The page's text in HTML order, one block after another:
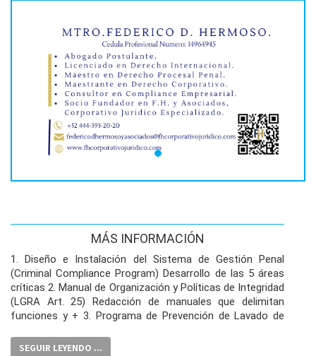
MÁS INFORMACIÓN
1. Diseño e Instalación del Sistema de Gestión Penal
(Criminal Compliance Program) Desarrollo de las 5 áreas
críticas 2. Manual de Organización y Políticas de Integridad
(LGRA Art. 25) Redacción de manuales que delimitan
funciones y + 3. Programa de Prevención de Lavado de
Actividades Vulnerables 4. Auditoría Legal de Diagnóstico
SEGUIR LEYENDO ...